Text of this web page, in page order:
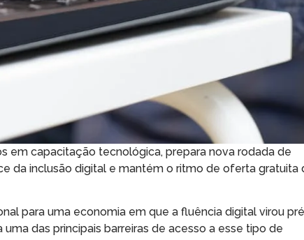
em capacitação tecnológica, prepara nova rodada de
da inclusão digital e mantém o ritmo de oferta gratuita
para uma economia em que a fluência digital virou
das principais barreiras de acesso a esse tipo de